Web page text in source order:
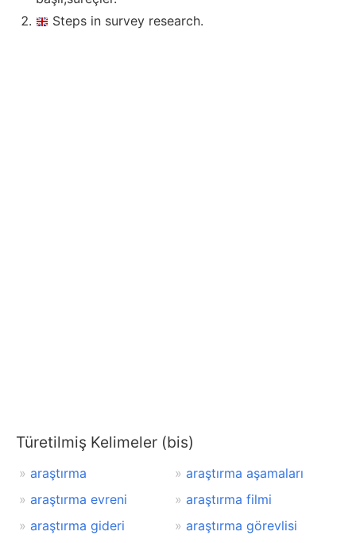
Steps in survey research.
Türetilmiş Kelimeler (bis)
araştırma
araştırma aşamaları
araştırma evreni
araştırma filmi
araştırma gideri
araştırma görevlisi